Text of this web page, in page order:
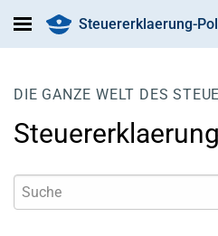
Steuererklaerung-
DIE GANZE WELT DES